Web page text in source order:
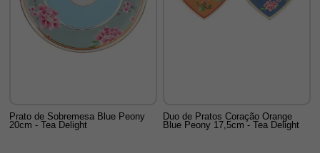
Prato de Sobremesa Blue Peony
20cm - Tea Delight
Duo de Pratos Coração Orange
Blue Peony 17,5cm - Tea Delight